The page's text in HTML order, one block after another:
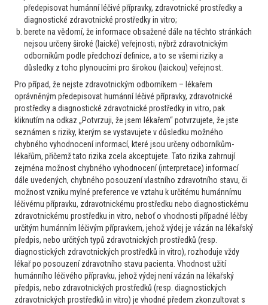
Studie BESREMI-PASS přináší nová data o bezpečnosti léčby
ropeginterferonem u polycythaemia vera
předepisovat humánní léčivé přípravky, zdravotnické prostředky a
diagnostické zdravotnické prostředky in vitro;
berete na vědomí, že informace obsažené dále na těchto stránkách
nejsou určeny široké (laické) veřejnosti, nýbrž zdravotnickým
odborníkům podle předchozí definice, a to se všemi riziky a
důsledky z toho plynoucími pro širokou (laickou) veřejnost.
Pro případ, že nejste zdravotnickým odborníkem – lékařem
oprávněným předepisovat humánní léčivé přípravky, zdravotnické
prostředky a diagnostické zdravotnické prostředky in vitro, pak
kliknutím na odkaz „Potvrzuji, že jsem lékařem“ potvrzujete, že jste
seznámen s riziky, kterým se vystavujete v důsledku možného
chybného vyhodnocení informací, které jsou určeny odborníkům-
lékařům, přičemž tato rizika zcela akceptujete. Tato rizika zahrnují
zejména možnost chybného vyhodnocení (interpretace) informací
dále uvedených, chybného posouzení vlastního zdravotního stavu, či
možnost vzniku mylné preference ve vztahu k určitému humánnímu
léčivému přípravku, zdravotnickému prostředku nebo diagnostickému
zdravotnickému prostředku in vitro, neboť o vhodnosti případné léčby
určitým humánním léčivým přípravkem, jehož výdej je vázán na lékařský
předpis, nebo určitých typů zdravotnických prostředků (resp.
diagnostických zdravotnických prostředků in vitro), rozhoduje vždy
lékař po posouzení zdravotního stavu pacienta. Vhodnost užití
humánního léčivého přípravku, jehož výdej není vázán na lékařský
předpis, nebo zdravotnických prostředků (resp. diagnostických
zdravotnických prostředků in vitro) je vhodné předem zkonzultovat s